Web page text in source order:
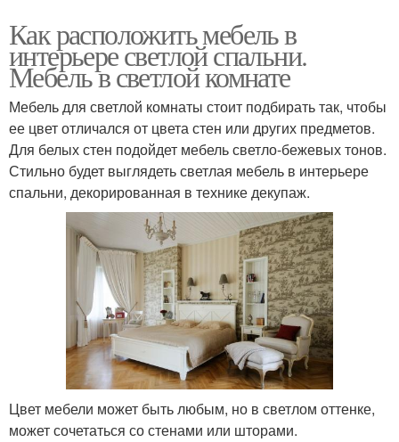
Как расположить мебель в
интерьере светлой спальни.
Мебель в светлой комнате
Мебель для светлой комнаты стоит подбирать так, чтобы
ее цвет отличался от цвета стен или других предметов.
Для белых стен подойдет мебель светло-бежевых тонов.
Стильно будет выглядеть светлая мебель в интерьере
спальни, декорированная в технике декупаж.
Цвет мебели может быть любым, но в светлом оттенке,
может сочетаться со стенами или шторами.